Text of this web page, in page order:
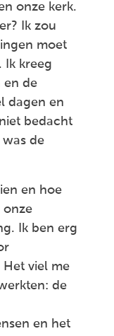
onze kerk.
Ik zou
moet
Ik kreeg
en de
dagen en
bedacht
de
en hoe
onze
Ik ben erg
viel me
de
en het